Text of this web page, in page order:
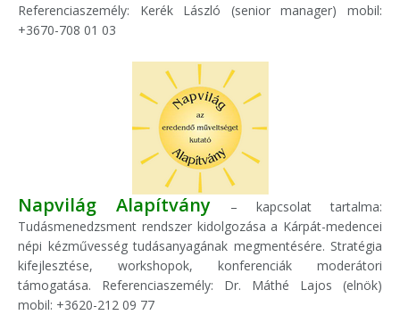
Referenciaszemély: Kerék László (senior manager) mobil:
+3670-708 01 03
Napvilág Alapítvány
– kapcsolat tartalma:
Tudásmenedzsment rendszer kidolgozása a Kárpát-medencei
népi kézművesség tudásanyagának megmentésére. Stratégia
kifejlesztése, workshopok, konferenciák moderátori
támogatása. Referenciaszemély: Dr. Máthé Lajos (elnök)
mobil: +3620-212 09 77